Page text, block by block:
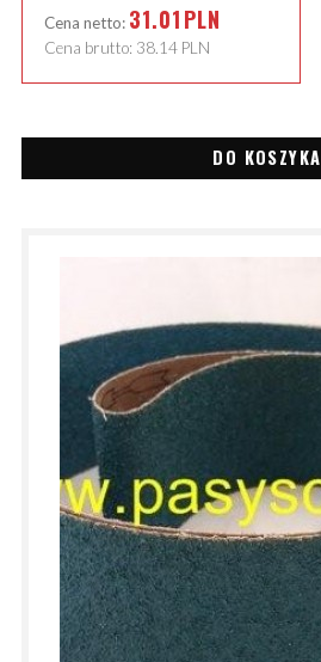
Cena netto: 31.01PLN
Cena brutto: 38.14 PLN
DO KOSZYKA